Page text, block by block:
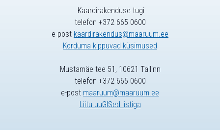
Kaardirakenduse tugi
telefon +372 665 0600
e-post kaardirakendus@maaruum.ee
Korduma kippuvad küsimused
Mustamäe tee 51, 10621 Tallinn
telefon +372 665 0600
e-post maaruum@maaruum.ee
Liitu uuGISed listiga